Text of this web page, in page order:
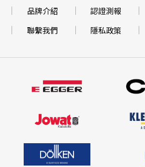
品牌介紹
認證測報
聯繫我們
隱私政策